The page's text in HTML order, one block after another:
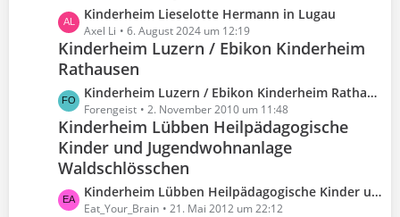
ä
g
e
i
r
ä
g
e
z
t
e
B
e
i
r
ä
g
e
L
e
t
z
e
B
e
i
t
r
ä
Kinderheim Lieselotte Hermann in Lugau
Axel Li 6. August 2024 um 12:19
Kinderheim Luzern / Ebikon Kinderheim
Rathausen
L
e
t
z
t
B
Kinderheim Luzern / Ebikon Kinderheim Rathausen
Forengeist 2. November 2010 um 11:48
Kinderheim Lübben Heilpädagogische
Kinder und Jugendwohnanlage
Waldschlösschen
L
e
Kinderheim Lübben Heilpädagogische Kinder und Jugendwohnanlage Waldschlösschen
Eat_Your_Brain 21. Mai 2012 um 22:12